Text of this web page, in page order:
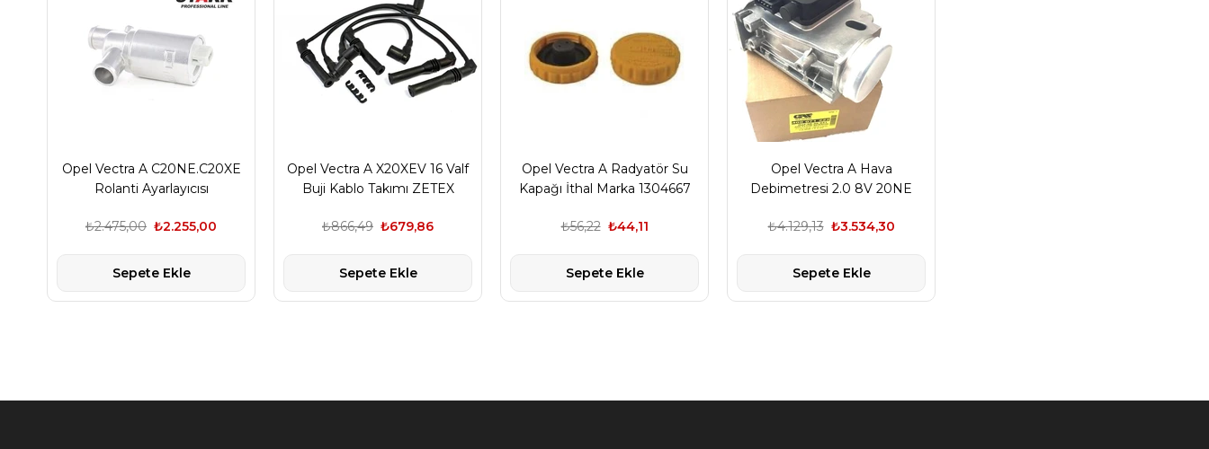
Opel Vectra A C20NE.C20XE
Rolanti Ayarlayıcısı
₺2.255,00
₺2.475,00
Sepete Ekle
Opel Vectra A X20XEV 16 Valf
Buji Kablo Takımı ZETEX
₺679,86
₺866,49
Sepete Ekle
Opel Vectra A Radyatör Su
Kapağı İthal Marka 1304667
₺44,11
₺56,22
Sepete Ekle
Opel Vectra A Hava
Debimetresi 2.0 8V 20NE
₺3.534,30
₺4.129,13
Sepete Ekle